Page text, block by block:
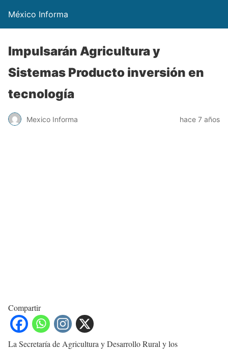
México Informa
Impulsarán Agricultura y
Sistemas Producto inversión en
tecnología
Mexico Informa hace 7 años
Compartir
La Secretaría de Agricultura y Desarrollo Rural y los